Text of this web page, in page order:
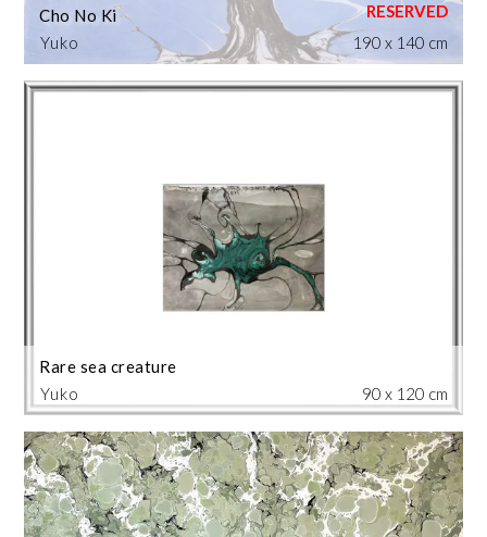
Yuko
Cho No Ki
190 x 140 cm
Yuko
Rare sea creature
90 x 120 cm